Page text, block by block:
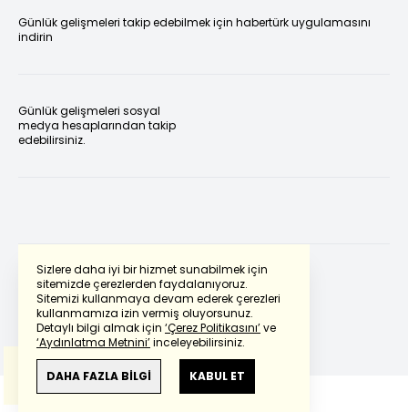
Sizlere daha iyi bir hizmet sunabilmek için
sitemizde çerezlerden faydalanıyoruz.
Sitemizi kullanmaya devam ederek çerezleri
kullanmamıza izin vermiş oluyorsunuz.
Detaylı bilgi almak için ‘Çerez Politikasını’ve
‘Aydınlatma Metnini’inceleyebilirsiniz.
DAHA FAZLA BİLGİ KABUL ET
Günlük gelişmeleri takip edebilmek için habertürk uygulamasını
indirin
Günlük gelişmeleri sosyal
medya hesaplarından takip
edebilirsiniz.
Powered by Translate
Bu çevirideGoogle Transletekullanılmıştır.
Anlam ve çeviri hatalarından
haberturk.com
sorumlu değildir.